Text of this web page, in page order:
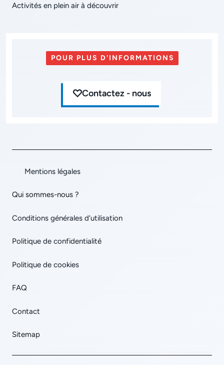
Activités en plein air à découvrir
POUR PLUS D'INFORMATIONS
Contactez - nous
Mentions légales
Qui sommes-nous ?
Conditions générales d’utilisation
Politique de confidentialité
Politique de cookies
FAQ
Contact
Sitemap